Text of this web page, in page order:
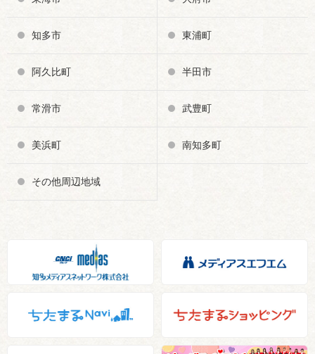
知多市 東浦町
阿久比町 半田市
常滑市 武豊町
美浜町 南知多町
その他周辺地域